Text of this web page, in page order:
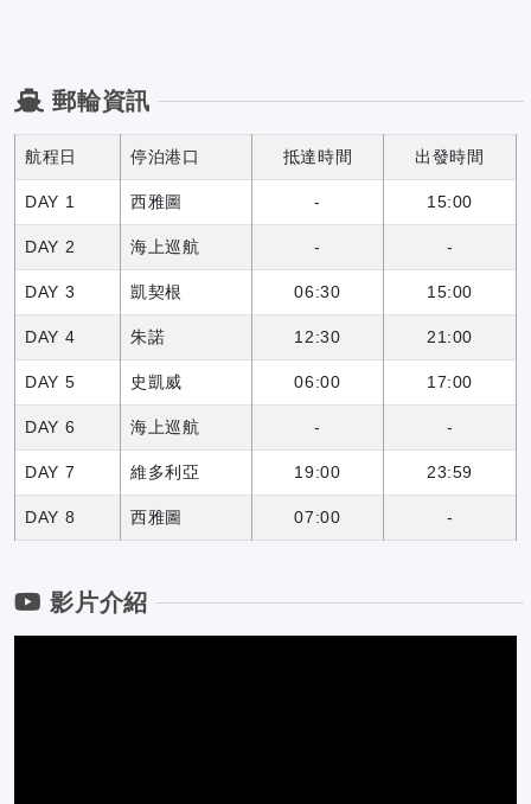
郵輪資訊
航程日 停泊港口 抵達時間 出發時間
DAY 1 西雅圖 - 15:00
DAY 2 海上巡航 - -
DAY 3 凱契根 06:30 15:00
DAY 4 朱諾 12:30 21:00
DAY 5 史凱威 06:00 17:00
DAY 6 海上巡航 - -
DAY 7 維多利亞 19:00 23:59
DAY 8 西雅圖 07:00 -
影片介紹